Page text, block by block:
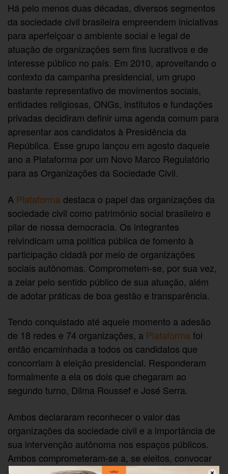
Há pelo menos duas décadas, diversos segmentos
da sociedade civil brasileira empreendem iniciativas
para aperfeiçoar o ambiente social e legal de
atuação de organizações sem fins lucrativos e de
interesse público no país. Em 2010, aproveitando o
contexto da campanha presidencial, um grupo
bastante representativo de movimentos sociais,
entidades religiosas, ONGs, institutos e fundações
privadas decidiram definir uma agenda comum para
apresentar aos candidatos à Presidência da
República. Esse grupo lançou em agosto daquele
ano a Plataforma por um Novo Marco Regulatório
para as Organizações da Sociedade Civil.
A Plataforma destaca o papel das organizações da
sociedade civil como patrimônio social brasileiro e
pilar de nossa democracia. Os integrantes
reivindicam uma política pública de fomento à
participação cidadã por meio de organizações
sociais autônomas. Comprometem-se, por sua vez,
a zelar pelo sentido público de sua atuação, além
de adotar práticas de boa gestão e transparência.
Tendo conquistado até aquele momento a adesão
de 18 redes e 74 organizações, a Plataformafoi
então encaminhada a todos os candidatos que
concorriam à eleição presidencial. Responderam
formalmente a ela os dois que chegaram ao
segundo turno, Dilma Roussef e José Serra.
Ambos declararam reconhecer o valor das
organizações da sociedade civil e a importância de
sua intervenção autônoma nos espaços públicos.
Ambos comprometeram-se a, se eleitos, convocar